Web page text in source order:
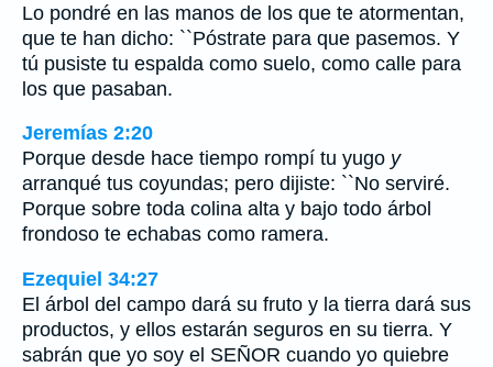
Lo pondré en las manos de los que te atormentan,
que te han dicho: ``Póstrate para que pasemos. Y
tú pusiste tu espalda como suelo, como calle para
los que pasaban.
Jeremías 2:20
Porque desde hace tiempo rompí tu yugo y
arranqué tus coyundas; pero dijiste: ``No serviré.
Porque sobre toda colina alta y bajo todo árbol
frondoso te echabas como ramera.
Ezequiel 34:27
El árbol del campo dará su fruto y la tierra dará sus
productos, y ellos estarán seguros en su tierra. Y
sabrán que yo soy el SEÑOR cuando yo quiebre